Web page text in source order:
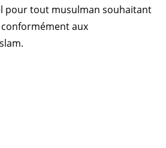
pour tout musulman souhaitant
aux